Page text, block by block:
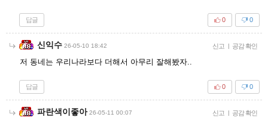
답글 0
0
신익수 26-05-10 18:42 신고 | 공감 확인
저 동네는 우리나라보다 더해서 아무리 잘해봤자..
답글 0
0
파란색이좋아 26-05-11 00:07 신고 | 공감 확인